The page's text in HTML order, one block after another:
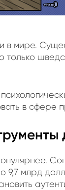
в мире.
только
в сфере
9,7 млрд